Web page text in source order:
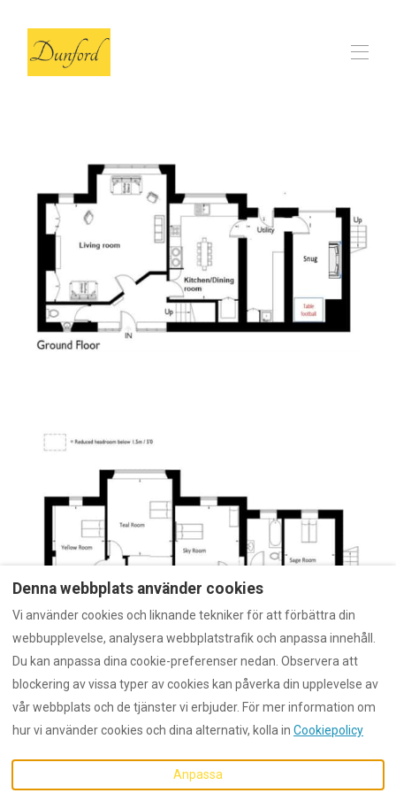
Recensioner
Vanliga frågor
Våra lokala val
▾
Kontakt
Denna webbplats använder cookies
Vi använder cookies och liknande tekniker för att förbättra din
webbupplevelse, analysera webbplatstrafik och anpassa innehåll.
Du kan anpassa dina cookie-preferenser nedan. Observera att
blockering av vissa typer av cookies kan påverka din upplevelse av
vår webbplats och de tjänster vi erbjuder. För mer information om
hur vi använder cookies och dina alternativ, kolla in Cookiepolicy
Anpassa